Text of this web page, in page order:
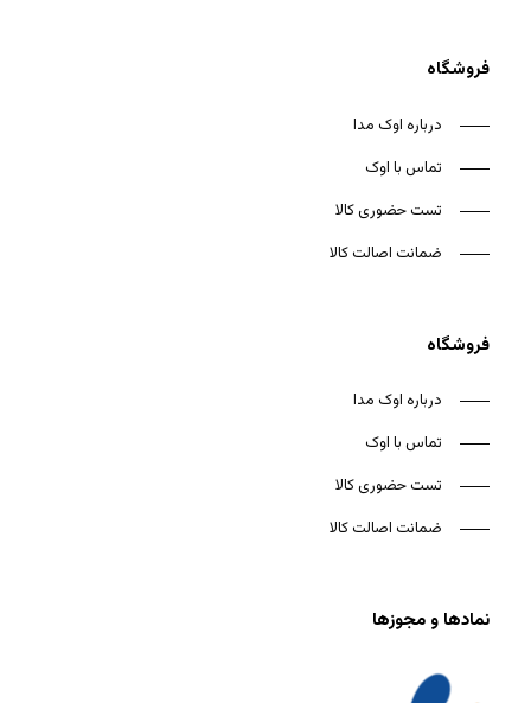
فروشگاه
درباره اوک مدا
تماس با اوک
تست حضوری کالا
ضمانت اصالت کالا
فروشگاه
درباره اوک مدا
تماس با اوک
تست حضوری کالا
ضمانت اصالت کالا
نمادها و مجوزها